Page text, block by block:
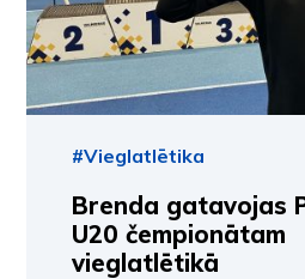
#Vieglatlētika
Brenda gatavojas
U20 čempionātam
vieglatlētikā